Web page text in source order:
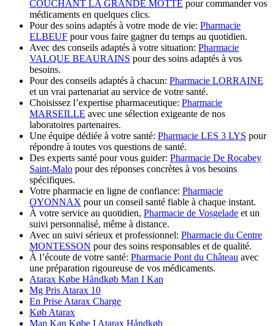
COUCHANT LA GRANDE MOTTE pour commander vos
médicaments en quelques clics.
Pour des soins adaptés à votre mode de vie: Pharmacie
ELBEUF pour vous faire gagner du temps au quotidien.
Avec des conseils adaptés à votre situation: Pharmacie
VALQUE BEAURAINS pour des soins adaptés à vos
besoins.
Pour des conseils adaptés à chacun: Pharmacie LORRAINE
et un vrai partenariat au service de votre santé.
Choisissez l’expertise pharmaceutique: Pharmacie
MARSEILLE avec une sélection exigeante de nos
laboratoires partenaires.
Une équipe dédiée à votre santé: Pharmacie LES 3 LYS pour
répondre à toutes vos questions de santé.
Des experts santé pour vous guider: Pharmacie De Rocabey
Saint-Malo pour des réponses concrètes à vos besoins
spécifiques.
Votre pharmacie en ligne de confiance: Pharmacie
OYONNAX pour un conseil santé fiable à chaque instant.
À votre service au quotidien, Pharmacie de Vosgelade et un
suivi personnalisé, même à distance.
Avec un suivi sérieux et professionnel: Pharmacie du Centre
MONTESSON pour des soins responsables et de qualité.
À l’écoute de votre santé: Pharmacie Pont du Château avec
une préparation rigoureuse de vos médicaments.
Atarax Købe Håndkøb Man I Kan
Mg Pris Atarax 10
En Prise Atarax Charge
Køb Atarax
Man Kan Købe I Atarax Håndkøb